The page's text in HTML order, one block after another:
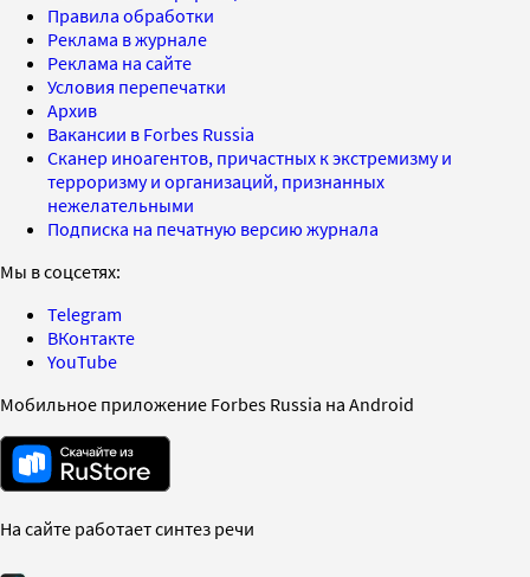
Правила обработки
Реклама в журнале
Реклама на сайте
Условия перепечатки
Архив
Вакансии в Forbes Russia
Сканер иноагентов, причастных к экстремизму и
терроризму и организаций, признанных
нежелательными
Подписка на печатную версию журнала
Мы в соцсетях:
Telegram
ВКонтакте
YouTube
Мобильное приложение Forbes Russia на Android
На сайте работает синтез речи